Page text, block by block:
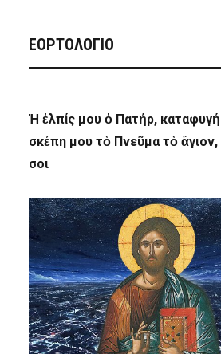
ΕΟΡΤΟΛΟΓΙΟ
Ἡ ἐλπίς μου ὁ Πατήρ,
σκέπη μου τὸ Πνεῦμα τὸ ἅγιον,
σοι